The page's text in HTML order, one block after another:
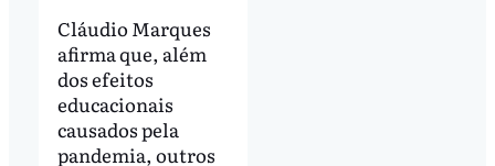
Cláudio Marques
afirma que, além
dos efeitos
educacionais
causados pela
pandemia, outros